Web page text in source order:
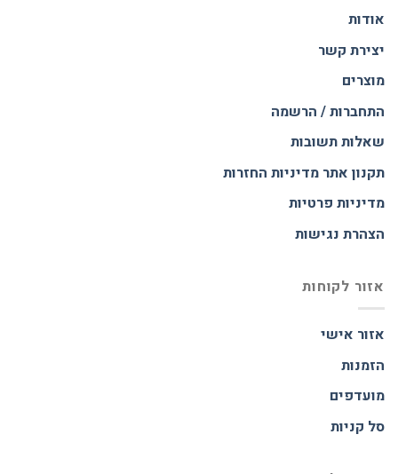
אודות
יצירת קשר
מוצרים
התחברות / הרשמה
שאלות תשובות
תקנון אתרמדיניות החזרות
מדיניות פרטיות
הצהרת נגישות
אזור לקוחות
אזור אישי
הזמנות
מועדפים
סל קניות